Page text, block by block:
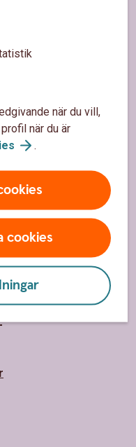
när du vill,
när du är
.
cookies